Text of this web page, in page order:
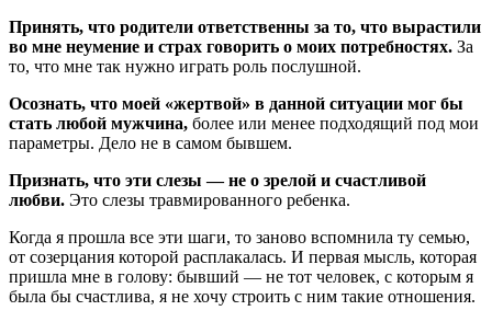
Принять, что родители ответственны за то, что вырастили
во мне неумение и страх говорить о моих потребностях. За
то, что мне так нужно играть роль послушной.
Осознать, что моей «жертвой» в данной ситуации мог бы
стать любой мужчина, более или менее подходящий под мои
параметры. Дело не в самом бывшем.
Признать, что эти слезы — не о зрелой и счастливой
любви. Это слезы травмированного ребенка.
Когда я прошла все эти шаги, то заново вспомнила ту семью,
от созерцания которой расплакалась. И первая мысль, которая
пришла мне в голову: бывший — не тот человек, с которым я
была бы счастлива, я не хочу строить с ним такие отношения.